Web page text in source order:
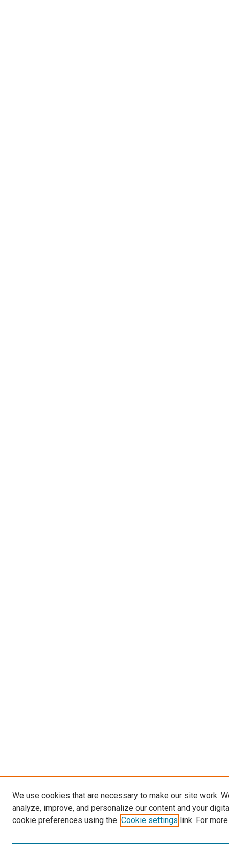
We use cookies that are necessary to make our site work.
analyze, improve, and personalize our content and your
cookie preferences using the Cookie settings link. For